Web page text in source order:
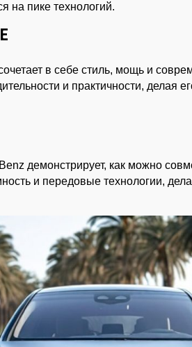
на пике технологий.
в себе стиль, мощь и
и практичности, делая
демонстрирует, как можно
и передовые технологии,